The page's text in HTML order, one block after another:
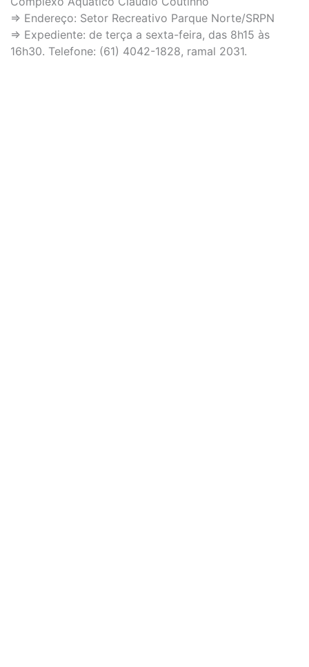
⇒ Endereço: Setor Recreativo Parque Norte/SRPN
⇒ Expediente: de terça a sexta-feira, das 8h15 às
16h30. Telefone: (61) 4042-1828, ramal 2031.